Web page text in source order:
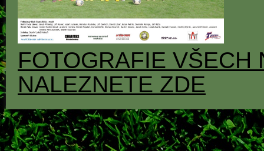
FOTOGRAFIE VŠECH
NALEZNETE ZDE